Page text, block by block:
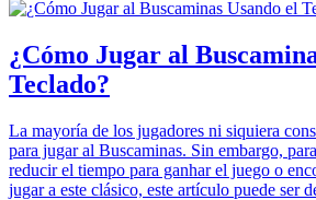
¿Cómo Jugar al
Teclado?
La mayoría de los jugadores ni siquiera
para jugar al Buscaminas. Sin embargo,
reducir el tiempo para ganhar el juego o
jugar a este clásico, este artículo puede ser